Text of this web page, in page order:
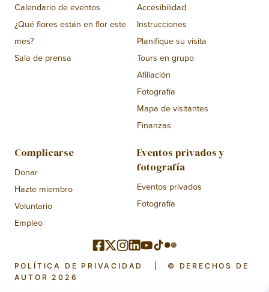
Calendario de eventos
¿Qué flores están en flor este
mes?
Sala de prensa
Accesibilidad
Instrucciones
Planifique su visita
Tours en grupo
Afiliación
Fotografía
Mapa de visitantes
Finanzas
Complicarse
Donar
Hazte miembro
Voluntario
Empleo
Eventos privados y
fotografía
Eventos privados
Fotografía
POLÍTICA DE PRIVACIDAD
© DERECHOS DE
AUTOR 2026